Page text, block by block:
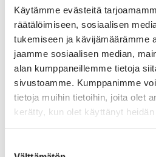
Käytämme evästeitä
räätälöimiseen, sosiaalisen
tukemiseen ja kävijämäärämme
jaamme sosiaalisen median,
alan kumppaneillemme tietoja
sivustoamme. Kumppanimme
tietoja muihin tietoihin, joita olet
kerätty, kun olet käyttänyt heidän
Mahdollisuuksien ala –
EU-vaalit 2024:
elinvoimaisen
Euroopassa
Tekstiili- ja
Suomesta
vastuullisuuden
Tekstiili- ja muotiala
osaamista
Tekstiiliala on
huoltovarmuutta